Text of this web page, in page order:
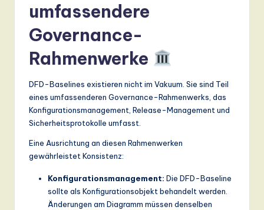
umfassendere
Governance-
Rahmenwerke
DFD-Baselines existieren nicht im Vakuum. Sie sind Teil
eines umfassenderen Governance-Rahmenwerks, das
Konfigurationsmanagement, Release-Management und
Sicherheitsprotokolle umfasst.
Eine Ausrichtung an diesen Rahmenwerken
gewährleistet Konsistenz:
Konfigurationsmanagement: Die DFD-Baseline
sollte als Konfigurationsobjekt behandelt werden.
Änderungen am Diagramm müssen denselben